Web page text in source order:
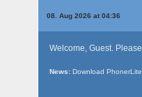
08. Aug 2026 at 04:36
Welcome, Guest. Please
News: Download PhonerLite